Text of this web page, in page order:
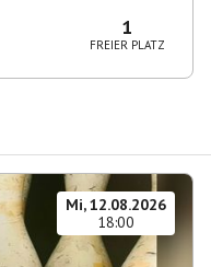
1
FREIER PLATZ
Mi, 12.08.2026
18:00